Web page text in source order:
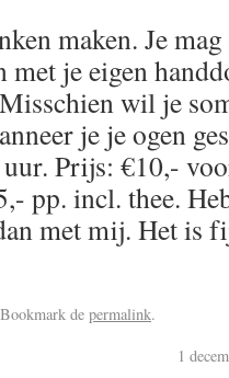
maken. Je
je eigen
wil je
je je ogen
Prijs: €10,-
pp. incl. thee.
met mij. Het is
de permalink.
1